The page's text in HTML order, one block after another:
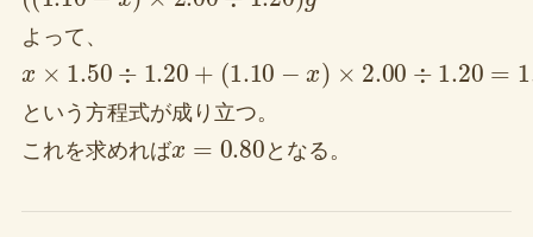
よって、
1.50÷ 1.20 +
1.10 −x) 2.00÷ 1.20 =1.50
という方程式が成り立つ。
これを求めればx 0.80 となる。